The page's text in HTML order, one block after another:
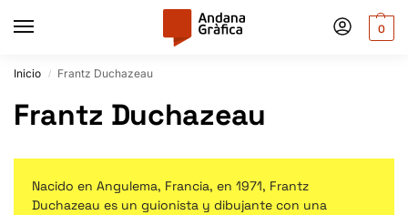
0
Inicio / Frantz Duchazeau
Frantz Duchazeau
Nacido en Angulema, Francia, en 1971, Frantz
Duchazeau es un guionista y dibujante con una